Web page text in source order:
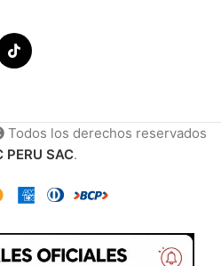
Todos los derechos reservados
PERU SAC.